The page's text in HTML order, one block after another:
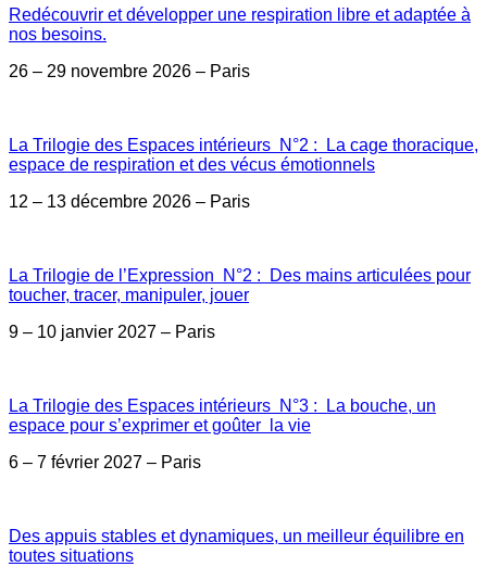
Redécouvrir et développer une respiration libre et adaptée à
nos besoins.
26 – 29 novembre 2026 – Paris
La Trilogie des Espaces intérieurs N°2 : La cage thoracique,
espace de respiration et des vécus émotionnels
12 – 13 décembre 2026 – Paris
La Trilogie de l’Expression N°2 : Des mains articulées pour
toucher, tracer, manipuler, jouer
9 – 10 janvier 2027 – Paris
La Trilogie des Espaces intérieurs N°3 : La bouche, un
espace pour s’exprimer et goûter la vie
6 – 7 février 2027 – Paris
Des appuis stables et dynamiques, un meilleur équilibre en
toutes situations